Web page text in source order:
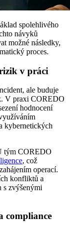
spolehlivého
návyků
možné následky,
proces.
v práci
ale buduje
V praxi COREDO
hodnocení
kybernetických
tým COREDO
, což
operací.
konfliktů a
s zvýšenými
compliance